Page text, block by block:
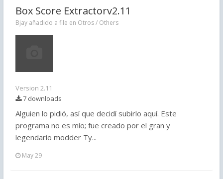
Box Score Extractorv2.11
Bjay añadido a file en Otros / Others
Version 2.11
7 downloads
Alguien lo pidió, así que decidí subirlo aquí. Este
programa no es mío; fue creado por el gran y
legendario modder Ty...
May 29